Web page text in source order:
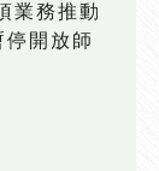
業務推動
開放師